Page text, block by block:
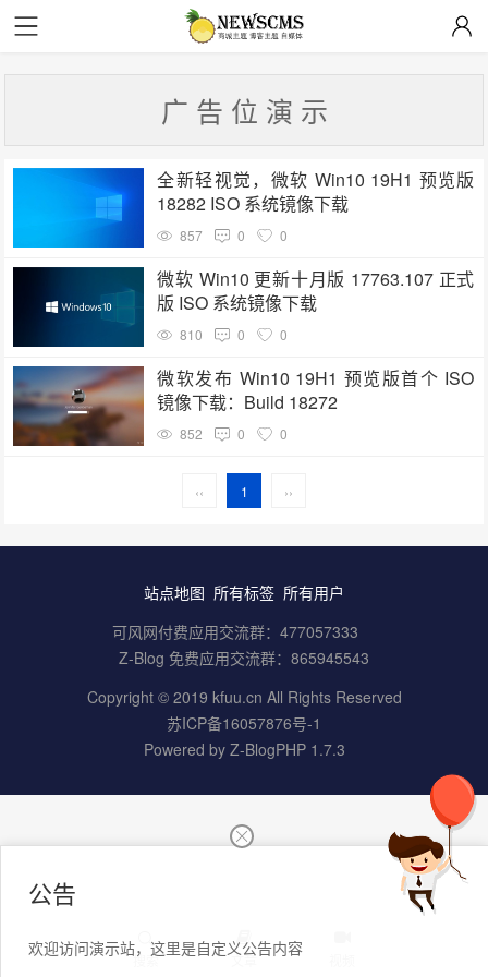
广 告 位 演 示
全新轻视觉，微软 Win10 19H1 预览版
18282 ISO 系统镜像下载
857 0 0
微软 Win10 更新十月版 17763.107 正式
版 ISO 系统镜像下载
810 0 0
微软发布 Win10 19H1 预览版首个 ISO
镜像下载：Build 18272
852 0 0
‹‹ 1 ››
站点地图 所有标签 所有用户
可风网付费应用交流群： 477057333
Z-Blog 免费应用交流群： 865945543
Copyright © 2019 kfuu.cn All Rights Reserved
苏ICP备16057876号-1
Powered by Z-BlogPHP 1.7.3
搜索 文章
公告
欢迎访问演示站，这里是自定义公告内容